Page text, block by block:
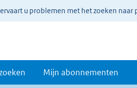
u problemen met het zoeken naar
Mijn abonnementen